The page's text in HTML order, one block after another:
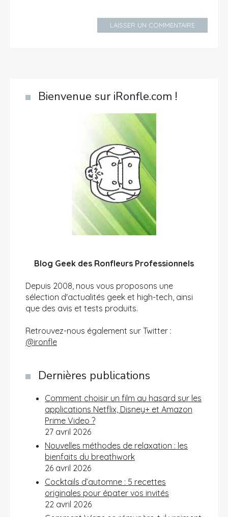
LAISSER UN COMMENTAIRE
Bienvenue sur iRonfle.com !
Blog Geek des Ronfleurs Professionnels
Depuis 2008, nous vous proposons une
sélection d'actualités geek et high-tech, ainsi
que des avis et tests produits.
Retrouvez-nous également sur Twitter :
@ironfle
Dernières publications
Comment choisir un film au hasard sur les
applications Netflix, Disney+ et Amazon
Prime Video ?
27 avril 2026
Nouvelles méthodes de relaxation : les
bienfaits du breathwork
26 avril 2026
Cocktails d’automne : 5 recettes
originales pour épater vos invités
22 avril 2026